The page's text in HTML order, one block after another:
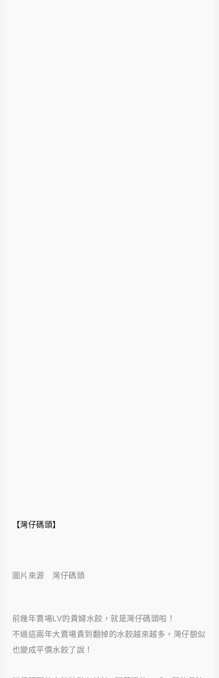
【灣仔碼頭】
圖片來源 灣仔碼頭
前幾年賣場LV的貴婦水餃，就是灣仔碼頭啦！
不過這兩年大賣場貴到翻掉的水餃越來越多，灣仔貌似
也變成平價水餃了說！